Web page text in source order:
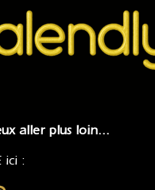
aller plus loin…
ici :